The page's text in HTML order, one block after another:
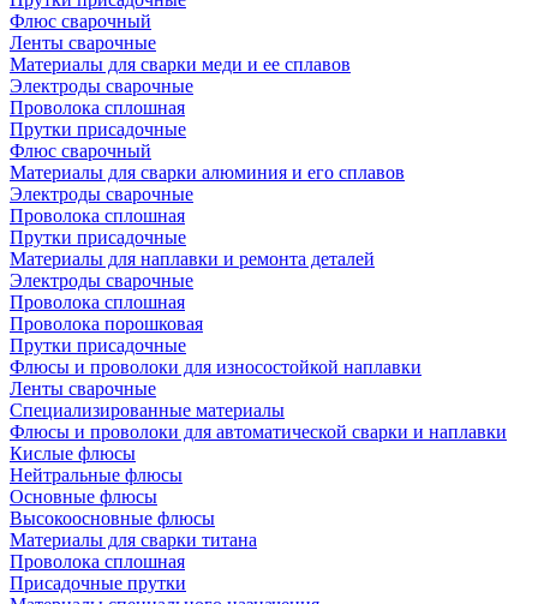
Флюс сварочный
Ленты сварочные
Материалы для сварки меди и ее сплавов
Электроды сварочные
Проволока сплошная
Прутки присадочные
Флюс сварочный
Материалы для сварки алюминия и его сплавов
Электроды сварочные
Проволока сплошная
Прутки присадочные
Материалы для наплавки и ремонта деталей
Электроды сварочные
Проволока сплошная
Проволока порошковая
Прутки присадочные
Флюсы и проволоки для износостойкой наплавки
Ленты сварочные
Специализированные материалы
Флюсы и проволоки для автоматической сварки и наплавки
Кислые флюсы
Нейтральные флюсы
Основные флюсы
Высокоосновные флюсы
Материалы для сварки титана
Проволока сплошная
Присадочные прутки